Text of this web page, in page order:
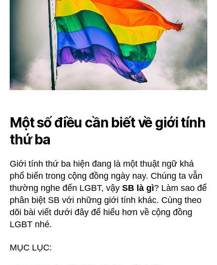
Một số điều cần biết về giới tính
thứ ba
Giới tính thứ ba hiện đang là một thuật ngữ khá
phổ biến trong cộng đồng ngày nay. Chúng ta vẫn
thường nghe đến LGBT, vậy SB là gì? Làm sao để
phân biệt SB với những giới tính khác. Cùng theo
dõi bài viết dưới đây để hiểu hơn về cộng đồng
LGBT nhé.
MỤC LỤC: